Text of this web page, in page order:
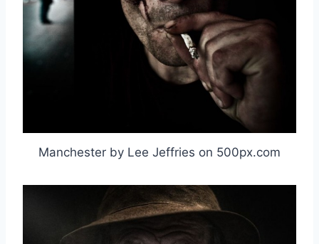
Manchester by Lee Jeffries on 500px.com
搜索